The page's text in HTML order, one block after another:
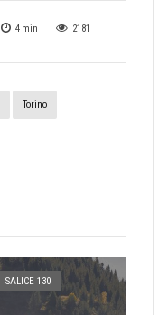
4 min 2181
Torino
SALICE 130